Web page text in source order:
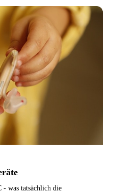
- was tatsächlich die